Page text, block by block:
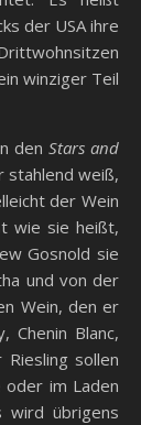
der USA ihre
winziger Teil
denStars and
stahlend weiß,
der Wein
wie sie heißt,
Gosnold sie
und von der
Wein, den er
Chenin Blanc,
sollen
im Laden
wird übrigens